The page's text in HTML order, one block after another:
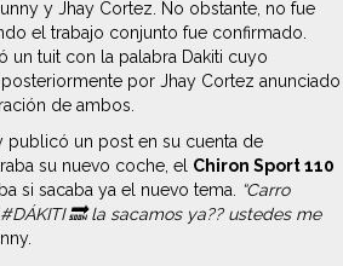
y Jhay Cortez. No obstante, no fue
el trabajo conjunto fue confirmado.
un tuit con la palabra Dakiti cuyo
por Jhay Cortez anunciado
de ambos.
publicó un post en su cuenta de
su nuevo coche, el Chiron Sport 110
si sacaba ya el nuevo tema. “Carro
🔜 la sacamos ya?? ustedes me